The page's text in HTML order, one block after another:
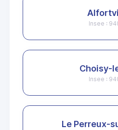
Insee :
Choisy-
Insee :
Le Perreux-